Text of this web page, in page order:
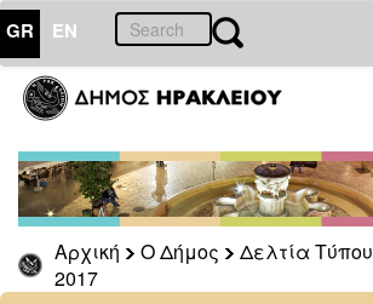
GR EN
Αρχική Ο Δήμος Δελτία Τύπου
2017
ΔΗΜΟΣ
Δελτία
Τύπου
Αρχείο
2026
2025